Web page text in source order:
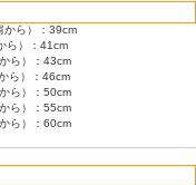
から）：39cm
ら）：41cm
ら）：43cm
ら）：46cm
ら）：50cm
ら）：55cm
ら）：60cm